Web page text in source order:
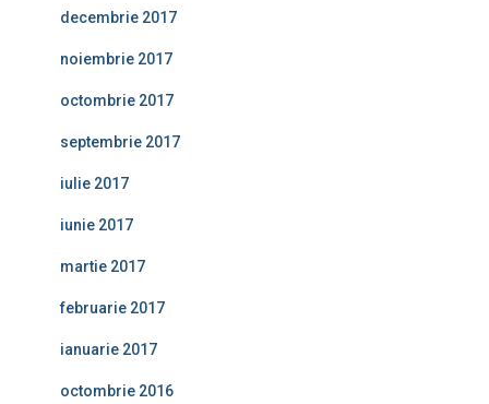
decembrie 2017
noiembrie 2017
octombrie 2017
septembrie 2017
iulie 2017
iunie 2017
martie 2017
februarie 2017
ianuarie 2017
octombrie 2016